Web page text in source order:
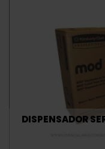
DISPENSADOR